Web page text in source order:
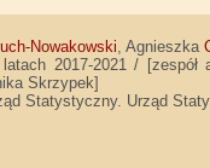
Nowakowski, Agnieszka
2017-2021 /
Skrzypek]
Statystyczny. Urząd